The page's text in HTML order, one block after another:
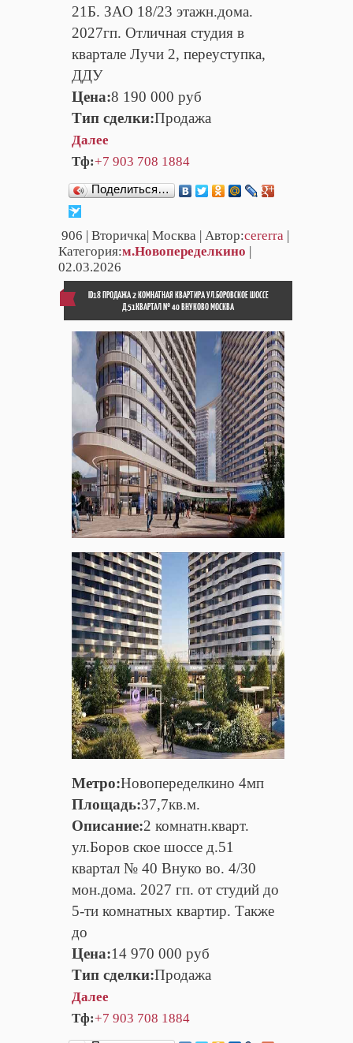
21Б. ЗАО 18/23 этажн.дома.
2027гп. Отличная студия в
квартале Лучи 2, переуступка,
ДДУ
Цена:8 190 000 руб
Тип сделки:Продажа
Далее
Тф:+7 903 708 1884
Поделиться…
906 | Вторичка| Москва | Автор:cererra
Категория:м.Новопеределкино
02.03.2026
ID18 ПРОДАЖА 2 КОМНАТНАЯ КВАРТИРА УЛ.БОРОВСКОЕ ШОССЕ
Д.51КВАРТАЛ № 40 ВНУКОВО МОСКВА
Метро:Новопеределкино 4мп
Площадь:37,7кв.м.
Описание:2 комнатн.кварт.
ул.Боров ское шоссе д.51
квартал № 40 Внуко во. 4/30
мон.дома. 2027 гп. от студий до
5-ти комнатных квартир. Также
до
Цена:14 970 000 руб
Тип сделки:Продажа
Далее
Тф:+7 903 708 1884